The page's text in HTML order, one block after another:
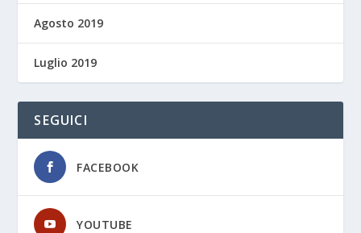
Agosto 2019
Luglio 2019
SEGUICI
FACEBOOK
YOUTUBE